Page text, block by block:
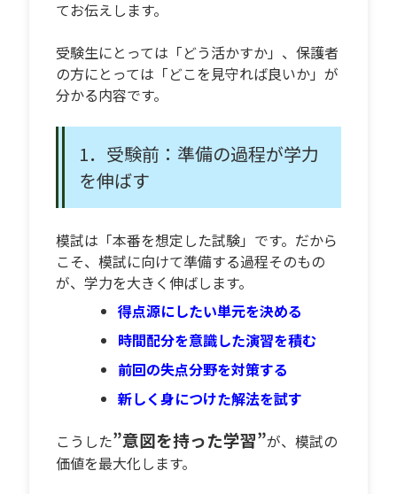
てお伝えします。
受験生にとっては「どう活かすか」、保護者
の方にとっては「どこを見守れば良いか」が
分かる内容です。
1．受験前：準備の過程が学力
を伸ばす
模試は「本番を想定した試験」です。だから
こそ、模試に向けて準備する過程そのもの
が、学力を大きく伸ばします。
得点源にしたい単元を決める
時間配分を意識した演習を積む
前回の失点分野を対策する
新しく身につけた解法を試す
こうした”意図を持った学習”が、模試の
価値を最大化します。